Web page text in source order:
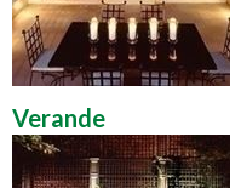
Verande